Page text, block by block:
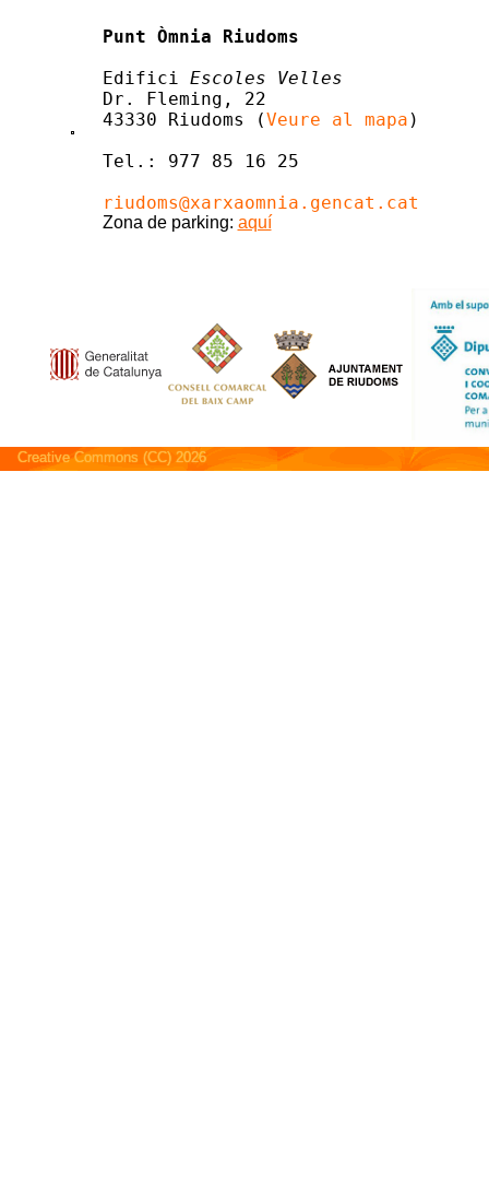
Punt Òmnia Riudoms
Edifici Escoles Velles
Dr. Fleming, 22
43330 Riudoms (Veure al mapa )
Tel.: 977 85 16 25
riudoms@xarxaomnia.gencat.cat
Zona de parking: aquí
Creative Commons (CC) 2026